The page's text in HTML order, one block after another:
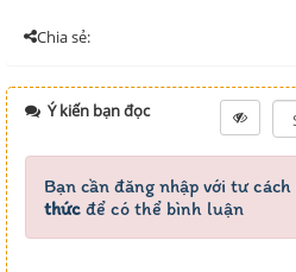
Chia sẻ:
Ý kiến bạn đọc
Bạn cần đăng nhập với tư
thức để có thể bình luận